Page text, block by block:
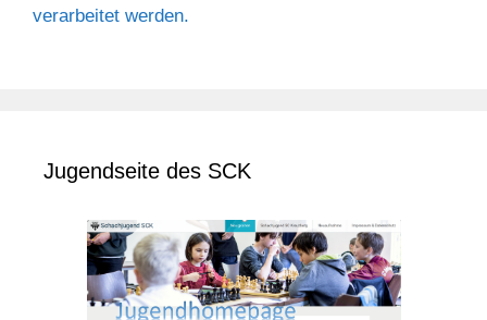
verarbeitet werden.
Jugendseite des SCK